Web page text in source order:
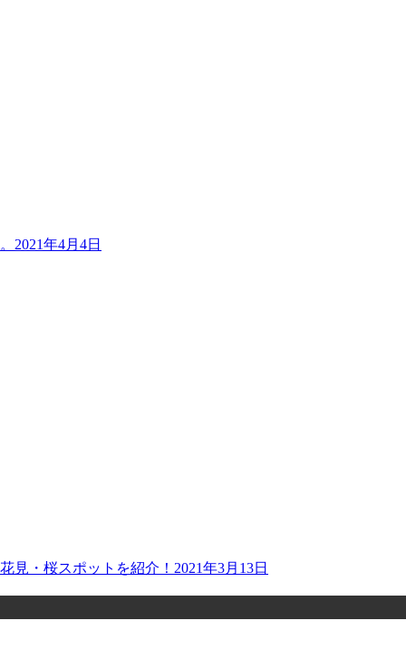
2021年4月4日
見・桜スポットを紹介！ 2021年3月13日